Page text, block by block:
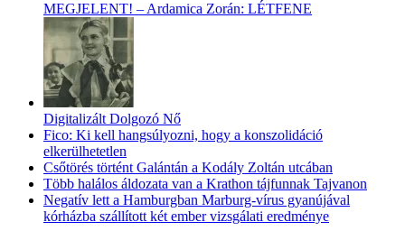
MEGJELENT! – Ardamica Zorán: LÉTFENE
Digitalizált Dolgozó Nő
Fico: Ki kell hangsúlyozni, hogy a konszolidáció
elkerülhetetlen
Csőtörés történt Galántán a Kodály Zoltán utcában
Több halálos áldozata van a Krathon tájfunnak Tajvanon
Negatív lett a Hamburgban Marburg-vírus gyanújával
kórházba szállított két ember vizsgálati eredménye